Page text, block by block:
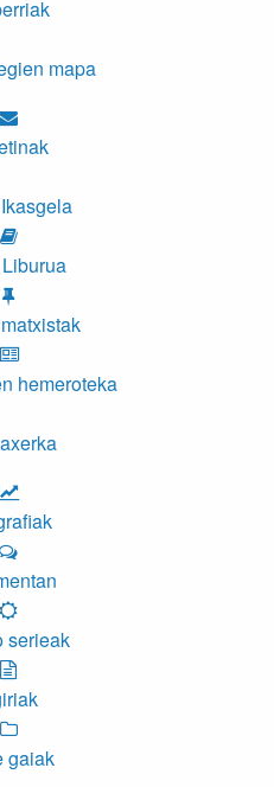
mapa
hemeroteka
serieak
gaiak